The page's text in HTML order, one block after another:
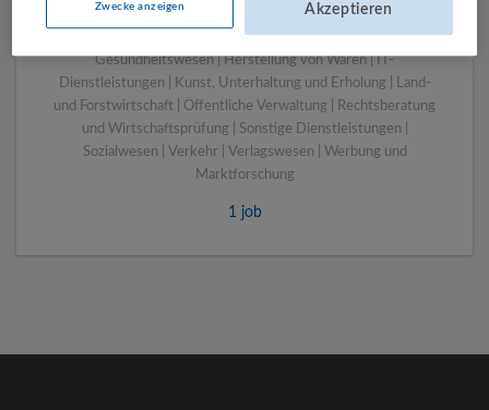
Bau | Beherbergung und Gastronomie | Einzelhandel |
Energieversorgung | Finanz- und Versicherungsleistungen |
Gesundheitswesen | Herstellung von Waren | IT-
Dienstleistungen | Kunst, Unterhaltung und Erholung | Land-
und Forstwirtschaft | Öffentliche Verwaltung | Rechtsberatung
und Wirtschaftsprüfung | Sonstige Dienstleistungen |
Sozialwesen | Verkehr | Verlagswesen | Werbung und
Marktforschung
1 job
Zwecke anzeigen Akzeptieren